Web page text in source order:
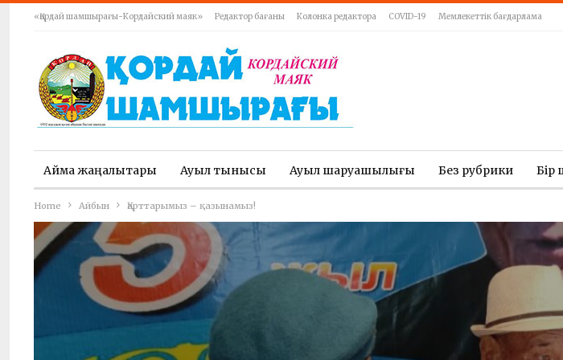
«Қордай шамшырағы-Кордайский маяк» Редактор бағаны Колонка редактора COVID-19 Мемлекеттік бағдарлама
Аймақ жаңалықтары Ауыл тынысы Ауыл шаруашылығы Без рубрики Бір
Home Айбын Қарттарымыз – қазынамыз!